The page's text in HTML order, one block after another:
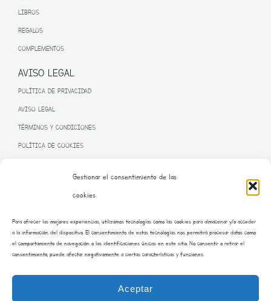
Gestionar el consentimiento de las
cookies
Para ofrecer las mejores experiencias, utilizamos tecnologías como las cookies para almacenar y/o acceder
a la información del dispositivo. El consentimiento de estas tecnologías nos permitirá procesar datos como
el comportamiento de navegación o las identificaciones únicas en este sitio. No consentir o retirar el
consentimiento, puede afectar negativamente a ciertas características y funciones.
Aceptar
LIBROS
REGALOS
COMPLEMENTOS
AVISO LEGAL
POLÍTICA DE PRIVACIDAD
AVISO LEGAL
TÉRMINOS Y CONDICIONES
POLÍTICA DE COOKIES
– NEXT GENERATION EU